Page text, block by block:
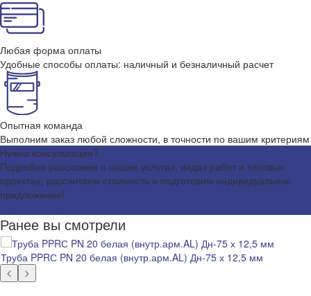
Любая форма оплаты
Удобные способы оплаты: наличный и безналичный расчет
Опытная команда
Выполним заказ любой сложности, в точности по вашим критериям
Нужна консультация?
Подробно расскажем о наших услугах, видах работ и типовых
проектах, рассчитаем стоимость и подготовим индивидуальное
предложение!
Ранее вы смотрели
Труба PPRС PN 20 белая (внутр.арм.AL) Дн-75 х 12,5 мм